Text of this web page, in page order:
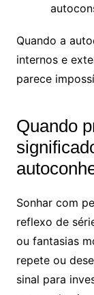
Quando a
internos e
parece
Quando
Sonhar com
reflexo de
ou fantasias
repete ou
sinal para